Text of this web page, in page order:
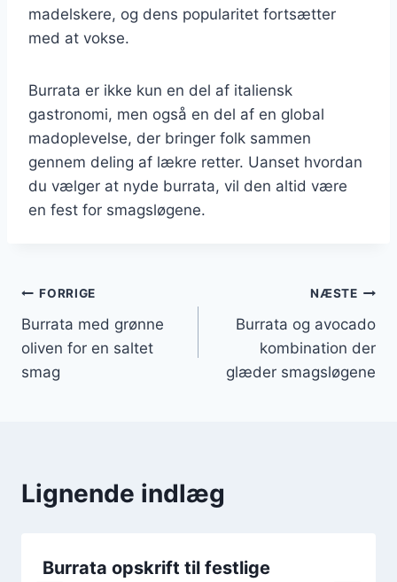
madelskere, og dens popularitet fortsætter
med at vokse.
Burrata er ikke kun en del af italiensk
gastronomi, men også en del af en global
madoplevelse, der bringer folk sammen
gennem deling af lækre retter. Uanset hvordan
du vælger at nyde burrata, vil den altid være
en fest for smagsløgene.
Indlægsnavigation
FORRIGE
Burrata med grønne
oliven for en saltet
smag
NÆSTE
Burrata og avocado
kombination der
glæder smagsløgene
Lignende indlæg
Burrata opskrift til festlige